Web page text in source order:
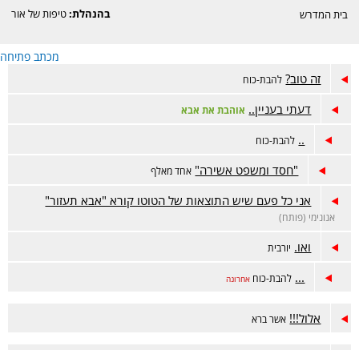
בהנהלת:טיפות של אור בית המדרש
מכתב פתיחה
זה טוב? להבת-כוח
דעתי בעניין.. אוהבת את אבא
.. להבת-כוח
"חסד ומשפט אשירה" אחד מאלף
אני כל פעם שיש התוצאות של הטוטו קורא "אבא תעזור"
אנונימי (פותח)
ואו. יורבית
... להבת-כוח אחרונה
אלול!!! אשר ברא